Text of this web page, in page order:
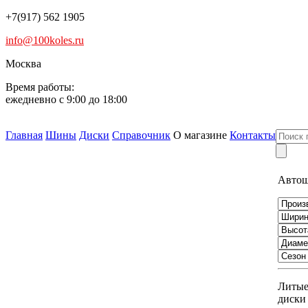
+7(917) 562 1905
info@100koles.ru
Москва
Время работы:
ежедневно с 9:00 до 18:00
Главная Шины Диски Справочник О магазине Контакты
Литые
диски